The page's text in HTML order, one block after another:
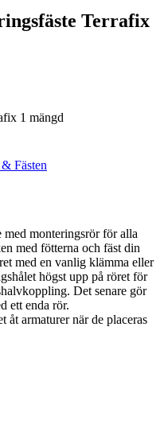
Terrafix
1 mängd
Fästen
monteringsrör för alla
med fötterna och fäst din
med en vanlig klämma eller
högst upp på röret för
Det senare gör
ett enda rör.
åt armaturer när de placeras